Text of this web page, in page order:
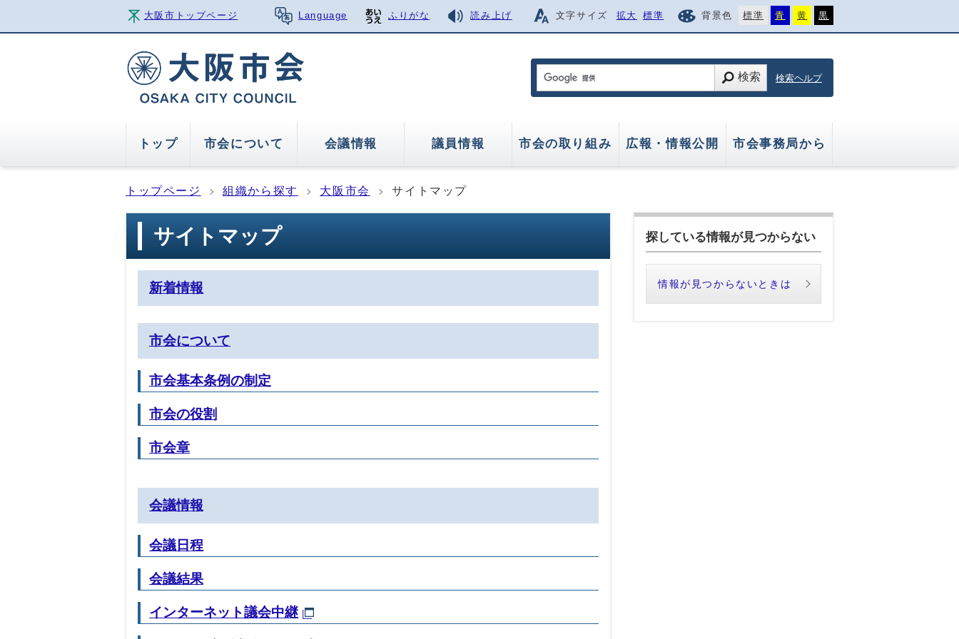
大阪市トップページ Language ふりがな 読み上げ 文字サイズ 拡大 標準 背景色 標準 青 黄 黒
検索 検索ヘルプ
トップ 市会について 会議情報 議員情報 市会の取り組み 広報・情報公開 市会事務局から
トップページ 組織から探す 大阪市会 サイトマップ
サイトマップ
新着情報
市会について
市会基本条例の制定
市会の役割
市会章
会議情報
会議日程
会議結果
インターネット議会中継
探している情報が見つからない
情報が見つからないときは